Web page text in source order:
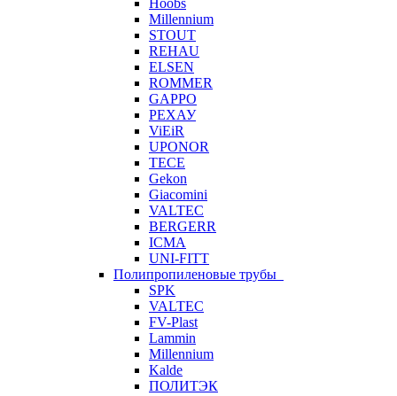
Hoobs
Millennium
STOUT
REHAU
ELSEN
ROMMER
GAPPO
РЕХАУ
ViEiR
UPONOR
TECE
Gekon
Giacomini
VALTEC
BERGERR
ICMA
UNI-FITT
Полипропиленовые трубы
SPK
VALTEC
FV-Plast
Lammin
Millennium
Kalde
ПОЛИТЭК